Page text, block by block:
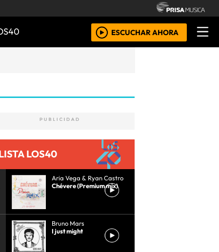
ESCUCHAR AHORA
LOS40
Aria Vega & Ryan Castro
Chévere (Premium mix)
Bruno Mars
I just might